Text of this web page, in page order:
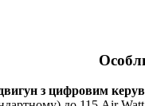
з цифровим